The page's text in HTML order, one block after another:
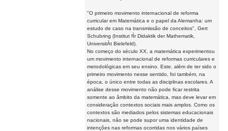
"O primeiro movimento internacional de reforma
curricular em Matemática e o papel da Alemanha: um
estudo de caso na transmissão de conceitos", Gert
Schubring (Institut fÌr Didaktik der Mathematik,
UniversitÀt Bielefeld).
No começo do século XX, a matemática experimentou
um movimento internacional de reformas curriculares e
metodológicas em seu ensino. Este, além de ter sido o
primeiro movimento nesse sentido, foi também, na
época, o único entre todas as disciplinas escolares. A
análise desse movimento não pode ficar restrita
somente ao âmbito da matemática, mas deve levar em
consideração contextos sociais mais amplos. Como os
contextos são mediados pelos sistemas educacionais
nacionais, não se pode supor uma identidade de
intenções nas reformas ocorridas nos vários países